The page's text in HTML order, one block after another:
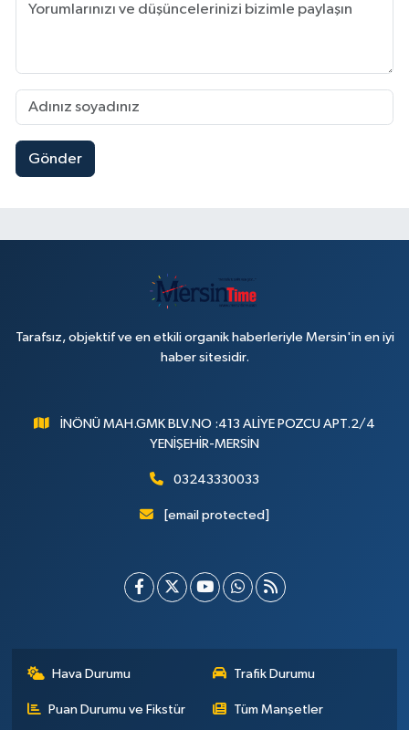
Gönder
Tarafsız, objektif ve en etkili organik haberleriyle Mersin'in en iyi
haber sitesidir.
İNÖNÜ MAH.GMK BLV.NO :413 ALİYE POZCU APT.2/4
YENİŞEHİR-MERSİN
03243330033
[email protected]
Hava Durumu Trafik Durumu
Puan Durumu ve Fikstür Tüm Manşetler